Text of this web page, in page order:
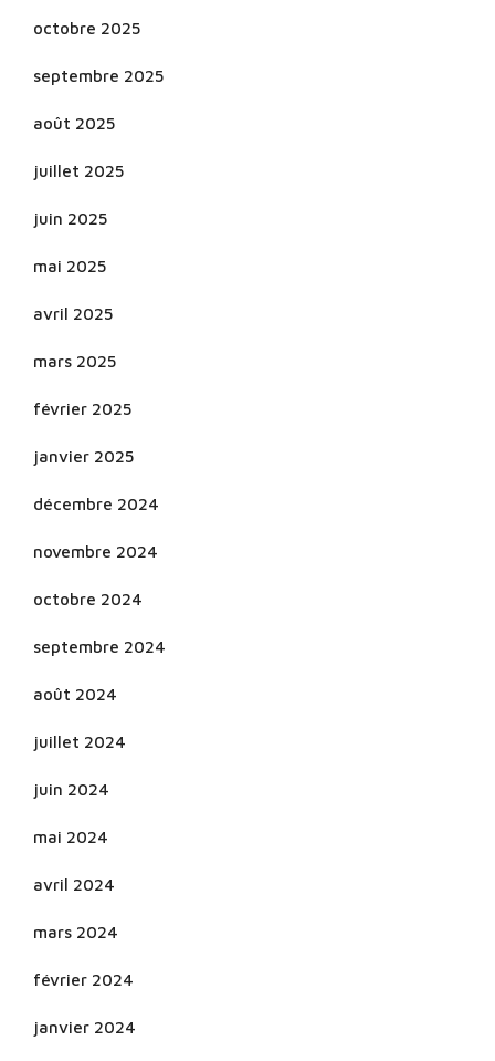
octobre 2025
septembre 2025
août 2025
juillet 2025
juin 2025
mai 2025
avril 2025
mars 2025
février 2025
janvier 2025
décembre 2024
novembre 2024
octobre 2024
septembre 2024
août 2024
juillet 2024
juin 2024
mai 2024
avril 2024
mars 2024
février 2024
janvier 2024